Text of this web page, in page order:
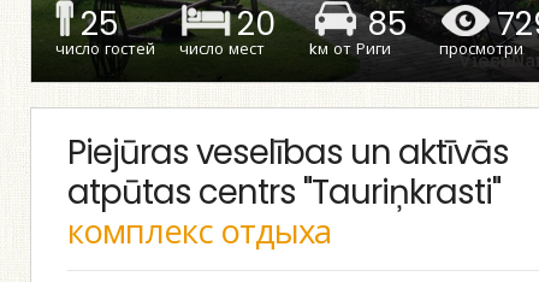
25
число гостей
20
число мест
85
kм от Риги просмотри
Piejūras veselības un aktīvās
atpūtas centrs "Tauriņkrasti"
комплекс отдыха